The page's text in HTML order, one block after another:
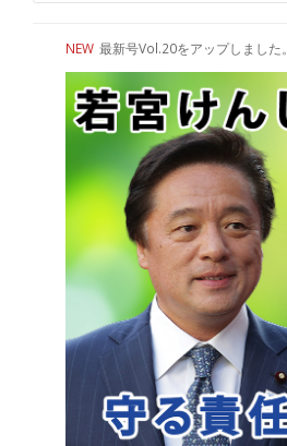
NEW 最新号Vol.20をアップしました。